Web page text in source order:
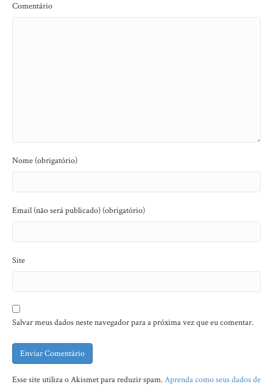
Comentário
Nome (obrigatório)
Email (não será publicado) (obrigatório)
Site
Salvar meus dados neste navegador para a próxima vez que eu comentar.
Esse site utiliza o Akismet para reduzir spam.Aprenda como seus dados de